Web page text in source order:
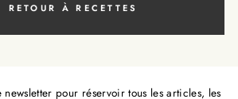
RETOUR À RECETTES
newsletter pour réservoir tous les articles, les